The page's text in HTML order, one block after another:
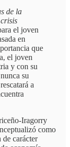
de la
el joven
en
que
el joven
y con su
su
a
Iragorry
como
de carácter